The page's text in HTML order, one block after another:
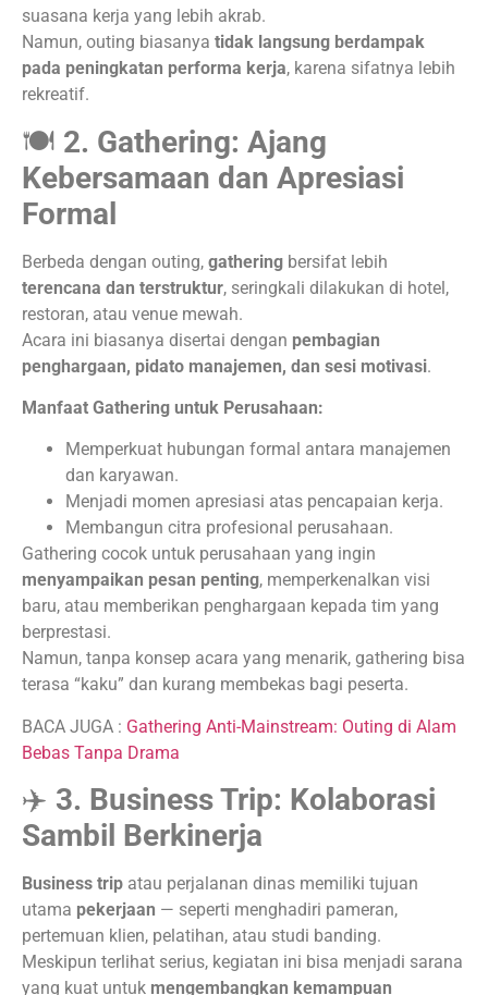
suasana kerja yang lebih akrab.
Namun, outing biasanya tidak langsung berdampak
pada peningkatan performa kerja, karena sifatnya lebih
rekreatif.
🍽️ 2. Gathering: Ajang
Kebersamaan dan Apresiasi
Formal
Berbeda dengan outing, gathering bersifat lebih
terencana dan terstruktur, seringkali dilakukan di hotel,
restoran, atau venue mewah.
Acara ini biasanya disertai dengan pembagian
penghargaan, pidato manajemen, dan sesi motivasi.
Manfaat Gathering untuk Perusahaan:
Memperkuat hubungan formal antara manajemen
dan karyawan.
Menjadi momen apresiasi atas pencapaian kerja.
Membangun citra profesional perusahaan.
Gathering cocok untuk perusahaan yang ingin
menyampaikan pesan penting, memperkenalkan visi
baru, atau memberikan penghargaan kepada tim yang
berprestasi.
Namun, tanpa konsep acara yang menarik, gathering bisa
terasa “kaku” dan kurang membekas bagi peserta.
BACA JUGA : Gathering Anti-Mainstream: Outing di Alam
Bebas Tanpa Drama
✈️ 3. Business Trip: Kolaborasi
Sambil Berkinerja
Business trip atau perjalanan dinas memiliki tujuan
utama pekerjaan — seperti menghadiri pameran,
pertemuan klien, pelatihan, atau studi banding.
Meskipun terlihat serius, kegiatan ini bisa menjadi sarana
yang kuat untuk mengembangkan kemampuan